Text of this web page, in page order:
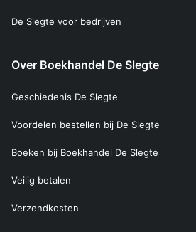
De Slegte voor bedrijven
Over Boekhandel De Slegte
Geschiedenis De Slegte
Voordelen bestellen bij De Slegte
Boeken bij Boekhandel De Slegte
Veilig betalen
Verzendkosten